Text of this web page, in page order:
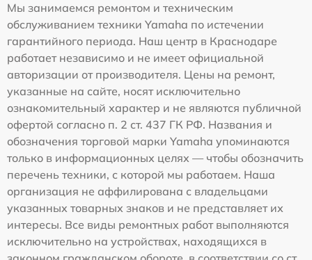
Мы занимаемся ремонтом и техническим
обслуживанием техники Yamaha по истечении
гарантийного периода. Наш центр в Краснодаре
работает независимо и не имеет официальной
авторизации от производителя. Цены на ремонт,
указанные на сайте, носят исключительно
ознакомительный характер и не являются публичной
офертой согласно п. 2 ст. 437 ГК РФ. Названия и
обозначения торговой марки Yamaha упоминаются
только в информационных целях — чтобы обозначить
перечень техники, с которой мы работаем. Наша
организация не аффилирована с владельцами
указанных товарных знаков и не представляет их
интересы. Все виды ремонтных работ выполняются
исключительно на устройствах, находящихся в